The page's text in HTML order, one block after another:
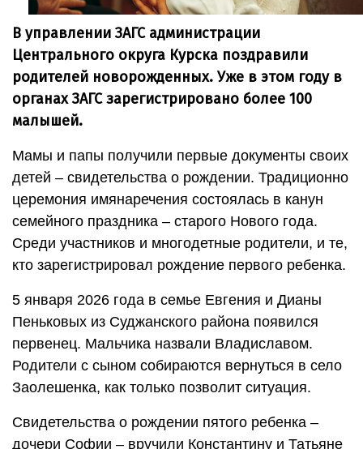
В управлении ЗАГС администрации
Центрального округа Курска поздравили
родителей новорожденных. Уже в этом году в
органах ЗАГС зарегистрировано более 100
малышей.
Мамы и папы получили первые документы своих
детей – свидетельства о рождении. Традиционно
церемония имянаречения состоялась в канун
семейного праздника – старого Нового года.
Среди участников и многодетные родители, и те,
кто зарегистрировал рождение первого ребенка.
5 января 2026 года в семье Евгения и Дианы
Пеньковых из Суджанского района появился
первенец. Мальчика назвали Владиславом.
Родители с сыном собираются вернуться в село
Заолешенка, как только позволит ситуация.
Свидетельства о рождении пятого ребенка –
дочери Софии – вручили Константину и Татьяне